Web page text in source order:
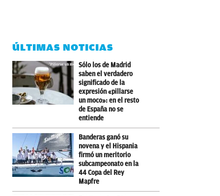
ÚLTIMAS NOTICIAS
Sólo los de Madrid
saben el verdadero
significado de la
expresión «pillarse
un moco»: en el resto
de España no se
entiende
Banderas ganó su
novena y el Hispania
firmó un meritorio
subcampeonato en la
44 Copa del Rey
Mapfre